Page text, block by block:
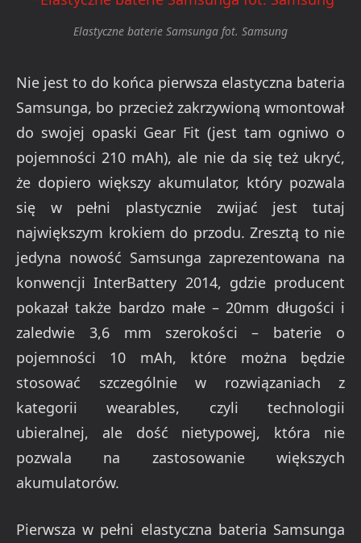
Elastyczne baterie Samsunga fot. Samsung
Nie jest to do końca pierwsza elastyczna bateria
Samsunga, bo przecież zakrzywioną wmontował
do swojej opaski Gear Fit (jest tam ogniwo o
pojemności 210 mAh), ale nie da się też ukryć,
że dopiero większy akumulator, który pozwala
się w pełni plastycznie zwijać jest tutaj
największym krokiem do przodu. Zresztą to nie
jedyna nowość Samsunga zaprezentowana na
konwencji InterBattery 2014, gdzie producent
pokazał także bardzo małe – 20mm długości i
zaledwie 3,6 mm szerokości – baterie o
pojemności 10 mAh, które można będzie
stosować szczególnie w rozwiązaniach z
kategorii wearables, czyli technologii
ubieralnej, ale dość nietypowej, która nie
pozwala na zastosowanie większych
akumulatorów.
Pierwsza w pełni elastyczna bateria Samsunga